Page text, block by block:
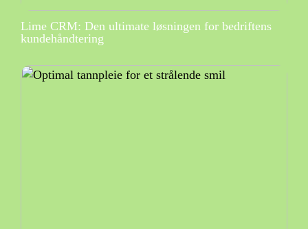
Lime CRM: Den ultimate løsningen for bedriftens
kundehåndtering